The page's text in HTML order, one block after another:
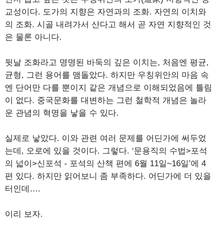
교성이다. 도가의 지향은 자연과의 조화. 자연의 이치와
의 조화. 시골 내려가서 산다고 해서 곧 자연 지향적인 것
은 물론 아니다.
뒷날 조화라고 명명된 바둑의 깊은 이치는, 처음엔 평균,
균형, 그런 용어를 맴돌았다. 하지만 우칭위안의 마음 속
엔 단어만 다를 뿐이지 같은 개념으로 이해되었음에 틀림
이 없다. 중국문화를 대변하는 그런 철학적 개념은 놀라
운 관념의 혁명을 낳을 수 있다.
실제로 낳았다. 이와 관련 여러 문제를 어딘가에 써두었
는데, 오로에 있을 것이다. 그렇다. ‘문용직의 수법>포석
의 넓이>신포석 - 포석의 산책 편에 6월 11일~16일’에 4
편 있다. 하지만 읽어보니 좀 부족하다. 어딘가에 더 있을
터인데….
이리 보자.